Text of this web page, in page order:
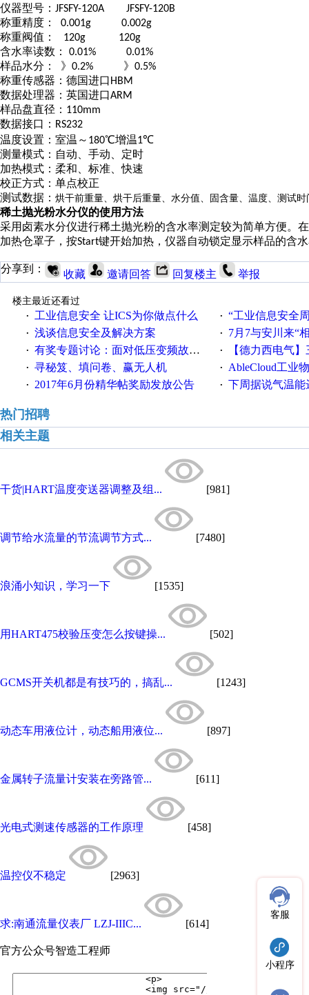
仪器型号： JFSFY-120A JFSFY-120B
称重精度： 0.001g 0.002g
称重阀值： 120g 120g
含水率读数： 0.01% 0.01%
样品水分： 》 0.2% 》 0.5%
称重传感器：德国进口 HBM
数据处理器：英国进口ARM
样品盘直径： 110mm
数据接口： RS232
温度设置：室温～ 180℃增温1℃
测量模式：自动、手动、定时
加热模式：柔和、标准、快速
校正方式：单点校正
测试数据： 烘干前重量、烘干后重量、水分值、固含量、温度、测试时
稀土抛光粉水分仪的使用方法
采用卤素水分仪进行稀土抛光粉的含水率测定较为简单方便。
加热仓罩子，按Start键开始加热，仪器自动锁定显示样品的含
分享到： 收藏 邀请回答 回复楼主 举报
楼主最近还看过
·
工业信息安全 让ICS为你做点什么 · “工业信息安全周之我见”
· 浅谈信息安全及解决方案 · 7月7与安川来“
· 有奖专题讨论：面对低压变频故障，老手是这样解决的！ · 【德力西电气】三
· 寻秘笈、填问卷、赢无人机 · AbleCloud工业物联
· 2017年6月份精华帖奖励发放公告 · 下周据说气温能
热门招聘
相关主题
干货|HART温度变送器调整及组... [981]
调节给水流量的节流调节方式... [7480]
浪涌小知识，学习一下 [1535]
用HART475校验压变怎么按键操... [502]
GCMS开关机都是有技巧的，搞乱... [1243]
动态车用液位计，动态船用液位... [897]
金属转子流量计安装在旁路管... [611]
光电式测速传感器的工作原理 [458]
温控仪不稳定 [2963]
求:南通流量仪表厂 LZJ-IIIC... [614]
官方公众号智造工程师
客服
小程序